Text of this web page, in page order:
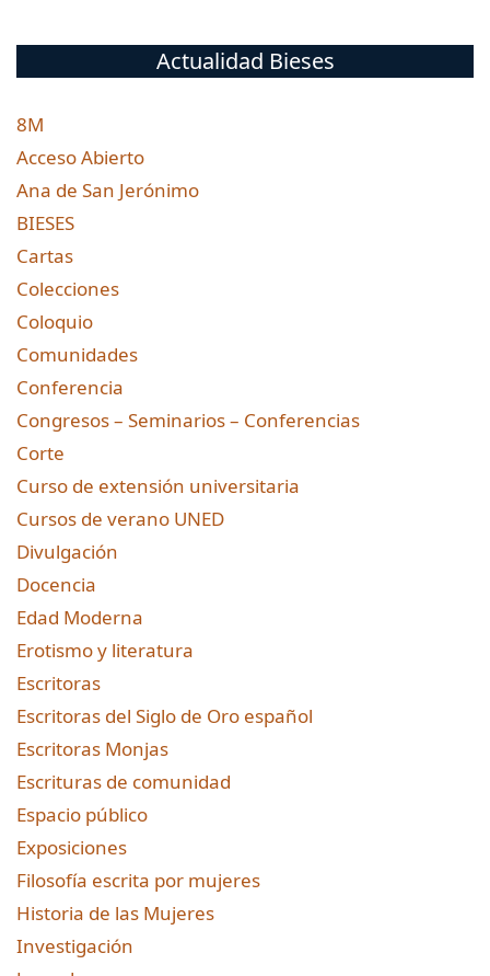
Actualidad Bieses
8M
Acceso Abierto
Ana de San Jerónimo
BIESES
Cartas
Colecciones
Coloquio
Comunidades
Conferencia
Congresos – Seminarios – Conferencias
Corte
Curso de extensión universitaria
Cursos de verano UNED
Divulgación
Docencia
Edad Moderna
Erotismo y literatura
Escritoras
Escritoras del Siglo de Oro español
Escritoras Monjas
Escrituras de comunidad
Espacio público
Exposiciones
Filosofía escrita por mujeres
Historia de las Mujeres
Investigación